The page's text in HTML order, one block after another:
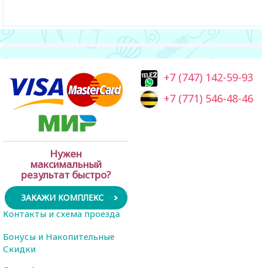
Нужен
максимальный
результат быстро?
ЗАКАЖИ КОМПЛЕКС
+7 (747) 142-59-93
+7 (771) 546-48-46
Контакты и схема проезда
Бонусы и Накопительные
Скидки